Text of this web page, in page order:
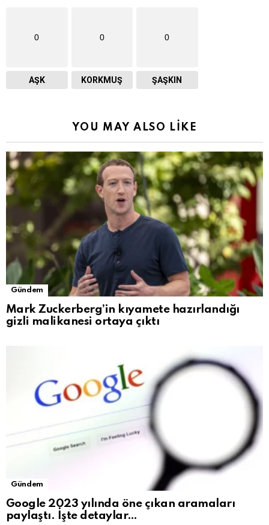
0
AŞK
0
KORKMUŞ
0
ŞAŞKIN
YOU MAY ALSO LIKE
Gündem
Mark Zuckerberg’in kıyamete hazırlandığı
gizli malikanesi ortaya çıktı
Gündem
Google 2023 yılında öne çıkan aramaları
paylaştı. İşte detaylar…